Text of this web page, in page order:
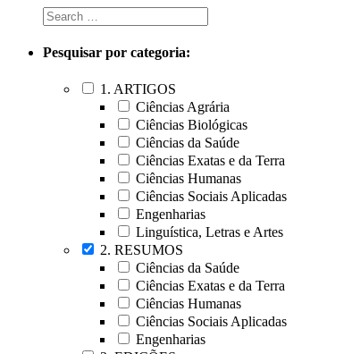
Pesquisar por categoria:
1. ARTIGOS
Ciências Agrária
Ciências Biológicas
Ciências da Saúde
Ciências Exatas e da Terra
Ciências Humanas
Ciências Sociais Aplicadas
Engenharias
Linguística, Letras e Artes
2. RESUMOS
Ciências da Saúde
Ciências Exatas e da Terra
Ciências Humanas
Ciências Sociais Aplicadas
Engenharias